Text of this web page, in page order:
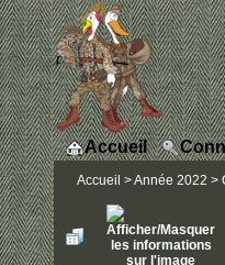
Accueil
Accueil >Année 2022 >